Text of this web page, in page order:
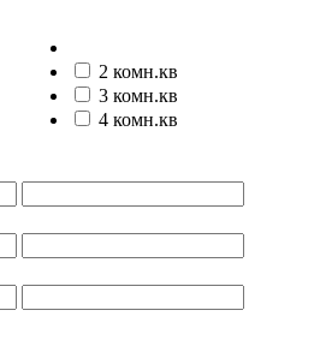
2 комн.кв
3 комн.кв
4 комн.кв